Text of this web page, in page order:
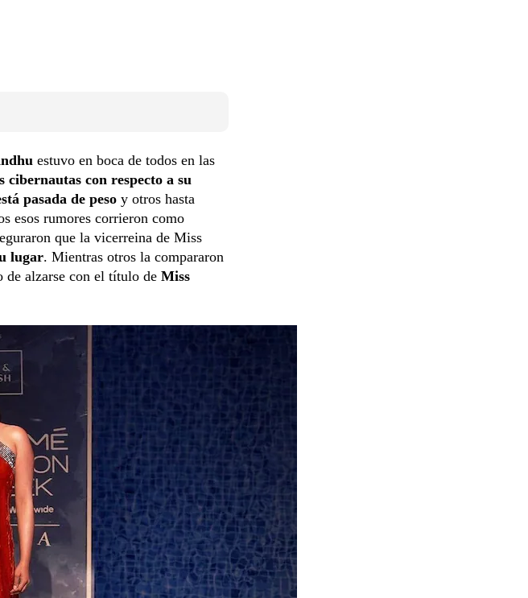
estuvo en boca de todos en las
cibernautas con respecto a su
pasada de peso y otros hasta
esos rumores corrieron como
que la vicerreina de Miss
lugar. Mientras otros la compararon
de alzarse con el título de Miss